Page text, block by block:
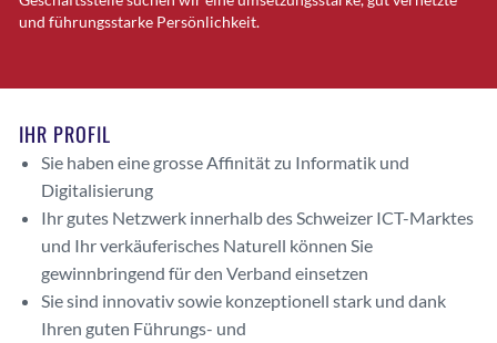
und führungsstarke Persönlichkeit.
IHR PROFIL
Sie haben eine grosse Affinität zu Informatik und
Digitalisierung
Ihr gutes Netzwerk innerhalb des Schweizer ICT-Marktes
und Ihr verkäuferisches Naturell können Sie
gewinnbringend für den Verband einsetzen
Sie sind innovativ sowie konzeptionell stark und dank
Ihren guten Führungs- und